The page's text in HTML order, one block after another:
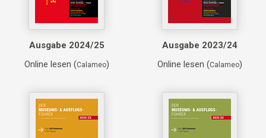
Ausgabe 2024/25
Online lesen (Calameo)
Ausgabe 2023/24
Online lesen (Calameo)